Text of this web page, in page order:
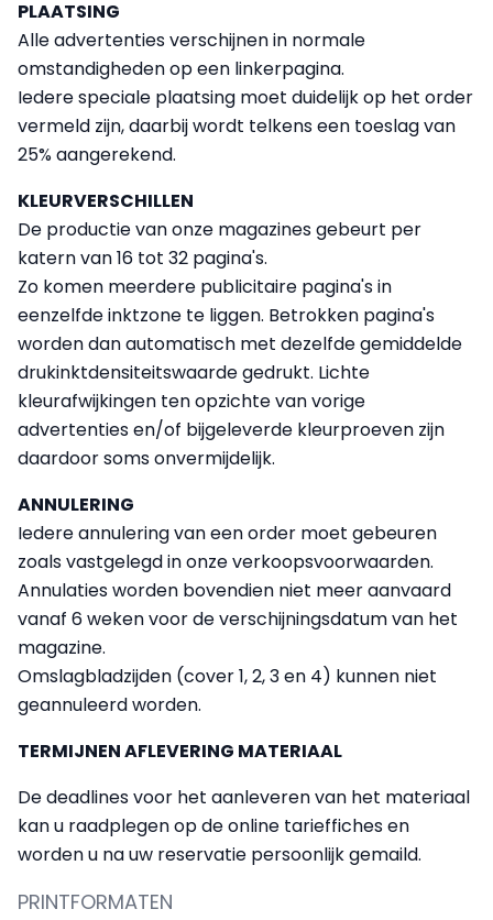
PLAATSING
Alle advertenties verschijnen in normale
omstandigheden op een linkerpagina.
Iedere speciale plaatsing moet duidelijk op het order
vermeld zijn, daarbij wordt telkens een toeslag van
25% aangerekend.
KLEURVERSCHILLEN
De productie van onze magazines gebeurt per
katern van 16 tot 32 pagina's.
Zo komen meerdere publicitaire pagina's in
eenzelfde inktzone te liggen. Betrokken pagina's
worden dan automatisch met dezelfde gemiddelde
drukinktdensiteitswaarde gedrukt. Lichte
kleurafwijkingen ten opzichte van vorige
advertenties en/of bijgeleverde kleurproeven zijn
daardoor soms onvermijdelijk.
ANNULERING
Iedere annulering van een order moet gebeuren
zoals vastgelegd in onze verkoopsvoorwaarden.
Annulaties worden bovendien niet meer aanvaard
vanaf 6 weken voor de verschijningsdatum van het
magazine.
Omslagbladzijden (cover 1, 2, 3 en 4) kunnen niet
geannuleerd worden.
TERMIJNEN AFLEVERING MATERIAAL
De deadlines voor het aanleveren van het materiaal
kan u raadplegen op de online tarieffiches en
worden u na uw reservatie persoonlijk gemaild.
PRINTFORMATEN